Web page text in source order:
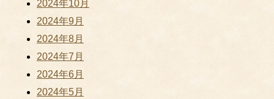
2024年10月
2024年9月
2024年8月
2024年7月
2024年6月
2024年5月